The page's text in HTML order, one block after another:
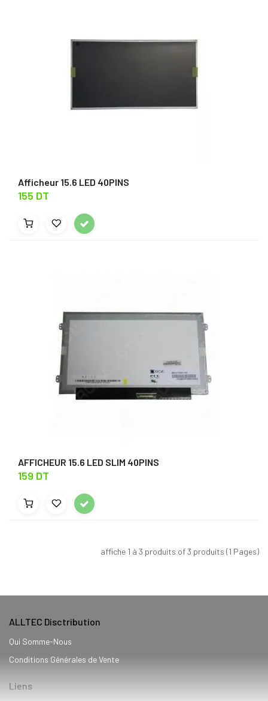
Afficheur 15.6 LED 40PINS
155 DT
AFFICHEUR 15.6 LED SLIM 40PINS
159 DT
affiche 1 à 3 produits of 3 produits (1 Pages)
ALLTEC Disctribution
Qui Somme-Nous
Conditions Générales de Vente
Liens